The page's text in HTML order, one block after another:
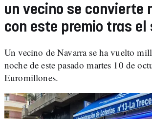
un vecino se convierte
con este premio tras el
Un vecino de Navarra se ha vuelto
noche de este pasado martes 10 de
Euromillones.